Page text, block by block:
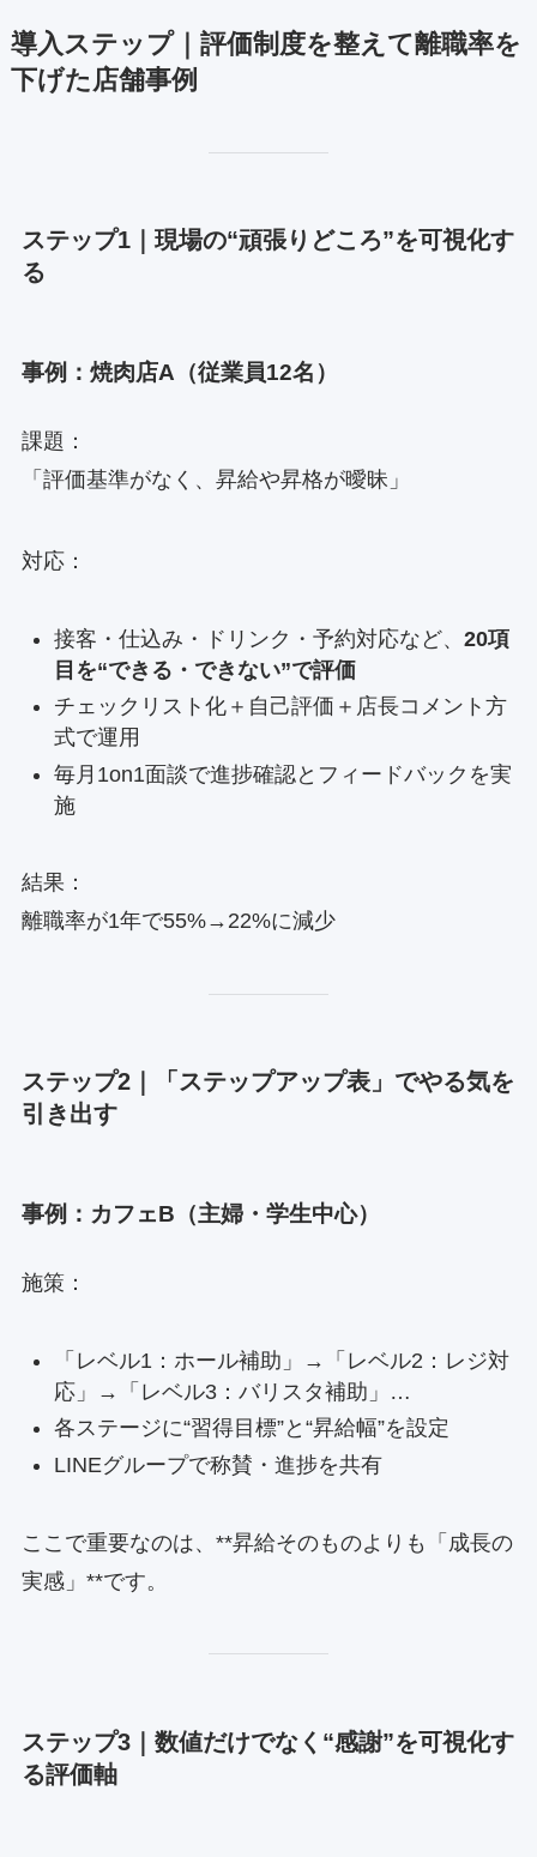
導入ステップ｜評価制度を整えて離職率を
下げた店舗事例
ステップ1｜現場の“頑張りどころ”を可視化す
る
事例：焼肉店A（従業員12名）
課題：
「評価基準がなく、昇給や昇格が曖昧」
対応：
接客・仕込み・ドリンク・予約対応など、 20項
目を“できる・できない”で評価
チェックリスト化＋自己評価＋店長コメント方
式で運用
毎月1on1面談で進捗確認とフィードバックを実
施
結果：
離職率が1年で55%→22%に減少
ステップ2｜「ステップアップ表」でやる気を
引き出す
事例：カフェB（主婦・学生中心）
施策：
「レベル1：ホール補助」→「レベル2：レジ対
応」→「レベル3：バリスタ補助」…
各ステージに“習得目標”と“昇給幅”を設定
LINEグループで称賛・進捗を共有
ここで重要なのは、**昇給そのものよりも「成長の
実感」**です。
ステップ3｜数値だけでなく“感謝”を可視化す
る評価軸